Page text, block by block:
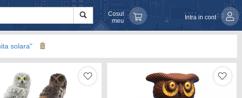
Cosul
meu
Intra in cont
solara"